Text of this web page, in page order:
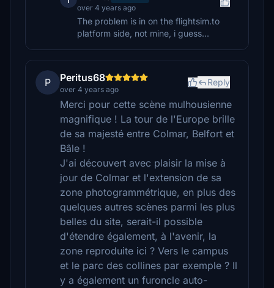
over 4 years ago
The problem is in on the flightsim.to
platform side, not mine, i guess...
P Peritus68
over 4 years ago
Reply
Merci pour cette scène mulhousienne
magnifique ! La tour de l'Europe brille
de sa majesté entre Colmar, Belfort et
Bâle !
J'ai découvert avec plaisir la mise à
jour de Colmar et l'extension de sa
zone photogrammétrique, en plus des
quelques autres scènes parmi les plus
belles du site, serait-il possible
d'étendre également, à l'avenir, la
zone reproduite ici ? Vers le campus
et le parc des collines par exemple ? Il
y a également un furoncle auto-